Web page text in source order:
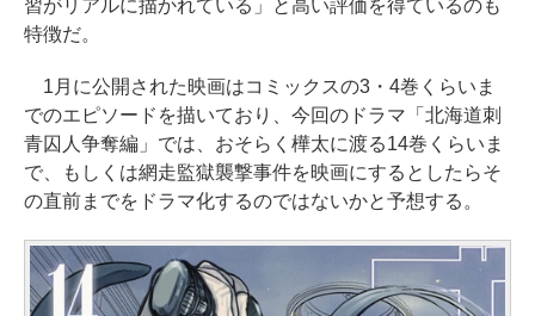
習がリアルに描かれている」と高い評価を得ているのも
特徴だ。
1月に公開された映画はコミックスの3・4巻くらいま
でのエピソードを描いており、今回のドラマ「北海道刺
青囚人争奪編」では、おそらく樺太に渡る14巻くらいま
で、もしくは網走監獄襲撃事件を映画にするとしたらそ
の直前までをドラマ化するのではないかと予想する。